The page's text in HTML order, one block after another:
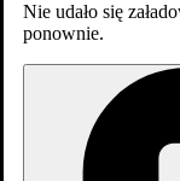
Macaulay Culkin
Nie udało się
ponownie.